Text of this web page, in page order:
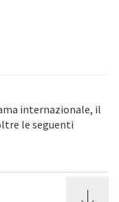
internazionale, il
le seguenti